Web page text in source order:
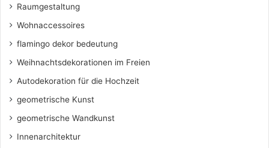
Raumgestaltung
Wohnaccessoires
flamingo dekor bedeutung
Weihnachtsdekorationen im Freien
Autodekoration für die Hochzeit
geometrische Kunst
geometrische Wandkunst
Innenarchitektur